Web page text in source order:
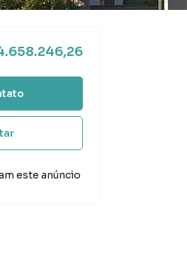
este anúncio